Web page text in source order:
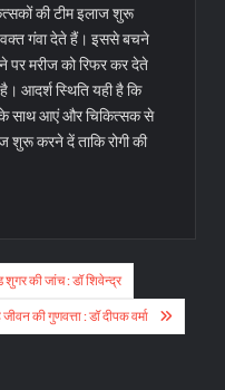
की टीम इलाज शुरू
गंवा देते हैं। इससे बचने
पर मरीज को रिफर कर देते
आदर्श स्थिति यही है कि
के साथ आएं और चिकित्सक से
शुरू करने दें ताकि रोगी की
की जांच : डॉ शिवेन्द्र
की गुणवत्ता : डॉ दीपक वर्मा